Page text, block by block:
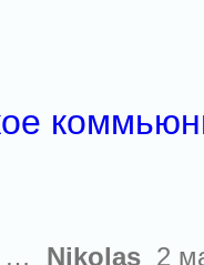
… Nikolas 2